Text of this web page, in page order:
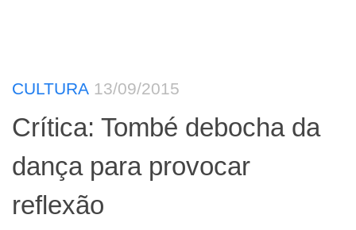
CULTURA 13/09/2015
Crítica: Tombé debocha da
dança para provocar
reflexão